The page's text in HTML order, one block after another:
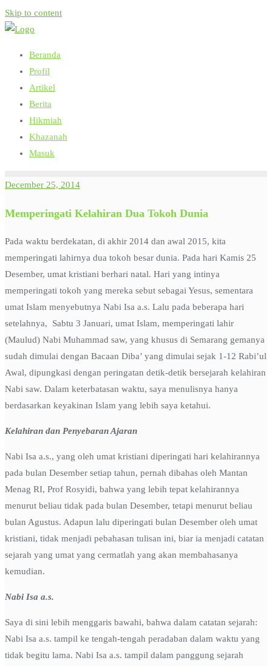
Skip to content
Beranda
Profil
Artikel
Berita
Hikmiah
Khazanah
Masuk
December 25, 2014
Memperingati Kelahiran Dua Tokoh Dunia
Pada waktu berdekatan, di akhir 2014 dan awal 2015, kita
memperingati lahirnya dua tokoh besar dunia. Pada hari Kamis 25
Desember, umat kristiani berhari natal. Hari yang intinya
memperingati tokoh yang mereka sebut sebagai Yesus, sementara
umat Islam menyebutnya Nabi Isa a.s. Lalu pada beberapa hari
setelahnya, Sabtu 3 Januari, umat Islam, memperingati lahir
(Maulud) Nabi Muhammad saw, yang khusus di Semarang gemanya
sudah dimulai dengan Bacaan Diba’ yang dimulai sejak 1-12 Rabi’ul
Awal, dipungkasi dengan peringatan detik-detik bersejarah kelahiran
Nabi saw. Dalam keterbatasan waktu, saya menulisnya hanya
berdasarkan keyakinan Islam yang lebih saya ketahui.
Kelahiran dan Penyebaran Ajaran
Nabi Isa a.s., yang oleh umat kristiani diperingati hari kelahirannya
pada bulan Desember setiap tahun, pernah dibahas oleh Mantan
Menag RI, Prof Rosyidi, bahwa yang lebih tepat kelahirannya
menurut beliau tidak pada bulan Desember, tetapi menurut beliau
bulan Agustus. Adapun lalu diperingati bulan Desember oleh umat
kristiani, tidak menjadi pebahasan tulisan ini, biar ia menjadi catatan
sejarah yang umat yang cermatlah yang akan membahasanya
kemudian.
Nabi Isa a.s.
Saya di sini lebih menggaris bawahi, bahwa dalam catatan sejarah:
Nabi Isa a.s. tampil ke tengah-tengah peradaban dalam waktu yang
tidak begitu lama. Nabi Isa a.s. tampil dalam panggung sejarah